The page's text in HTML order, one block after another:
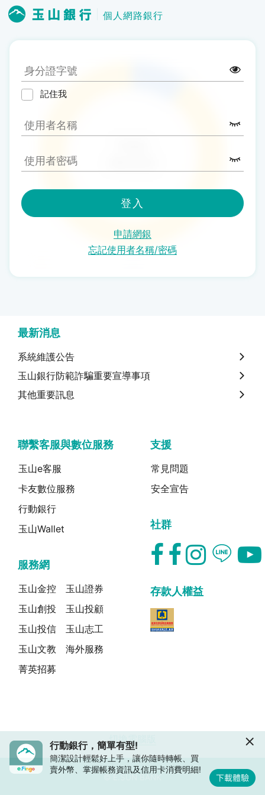
個人網路銀行
記住我
登入
申請網銀
忘記使用者名稱/密碼
最新消息
系統維護公告
玉山銀行防範詐騙重要宣導事項
其他重要訊息
聯繫客服與數位服務
玉山e客服
卡友數位服務
行動銀行
玉山Wallet
支援
常見問題
安全宣告
服務網
玉山金控
玉山證券
玉山創投
玉山投顧
玉山投信
玉山志工
玉山文教
海外服務
菁英招募
社群
存款人權益
切換電腦版
© E.SUN BANK
行動銀行，簡單有型!
簡潔設計輕鬆好上手，讓你隨時轉帳、買
賣外幣、掌握帳務資訊及信用卡消費明細!